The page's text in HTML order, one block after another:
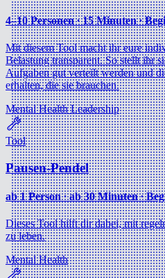
4–10 Personen ∙ 15 Minuten ∙
Mit diesem Tool macht ihr eure
Belastung transparent. So stellt ihr
Aufgaben gut verteilt werden und
erhalten, die sie brauchen.
Mental HealthLeadership
Tool
Pausen-Pendel
ab 1 Person ∙ ab 30 Minuten ∙
Dieses Tool hilft dir dabei, mit
zu leben.
Mental Health